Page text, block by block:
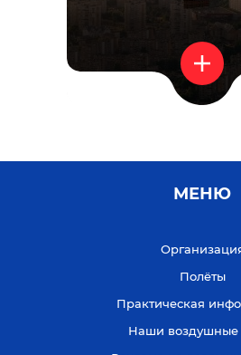
МЕНЮ
Полёты
Практическая
Наши